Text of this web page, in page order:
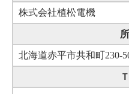
株式会社植松電機
北海道赤平市共和町230-